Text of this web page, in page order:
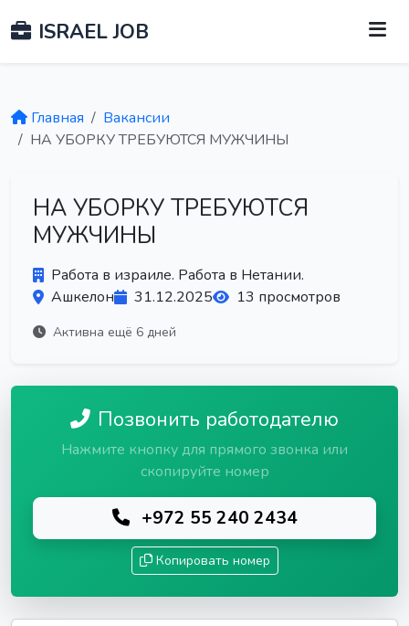
ISRAEL JOB
Главная
Вакансии
НА УБОРКУ ТРЕБУЮТСЯ МУЖЧИНЫ
НА УБОРКУ ТРЕБУЮТСЯ
МУЖЧИНЫ
Работа в израиле. Работа в Нетании.
Ашкелон
31.12.2025 13 просмотров
Активна ещё 6 дней
Позвонить работодателю
Нажмите кнопку для прямого звонка или
скопируйте номер
+972 55 240 2434
Копировать номер